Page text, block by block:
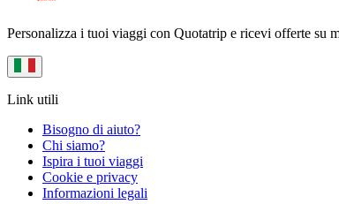
Personalizza i tuoi viaggi con Quotatrip e ricevi offerte su
Link utili
Bisogno di aiuto?
Chi siamo?
Ispira i tuoi viaggi
Cookie e privacy
Informazioni legali